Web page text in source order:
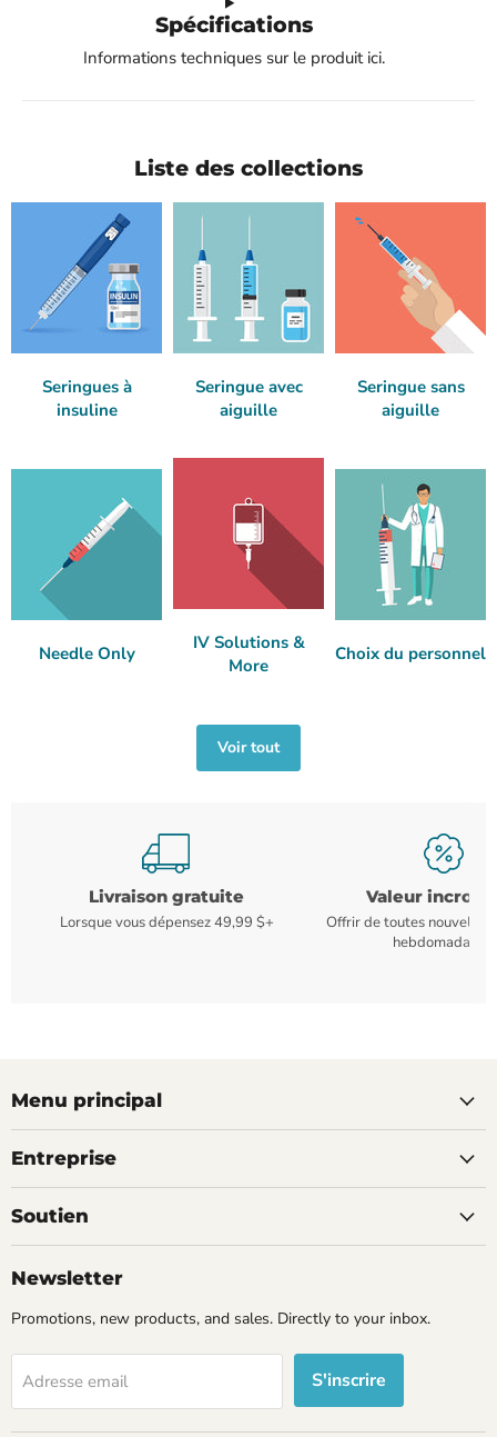
Spécifications
Informations techniques sur le produit ici.
Liste des collections
Seringues à
insuline
Seringue avec
aiguille
Seringue sans
aiguille
Needle Only
IV Solutions &
More
Choix du personnel
Voir tout
Livraison gratuite
Lorsque vous dépensez 49,99 $+
Valeur
Offrir de toutes nouvelles
hebdomadaires
Menu principal
Entreprise
Soutien
Newsletter
Promotions, new products, and sales. Directly to your inbox.
Adresse email S'inscrire